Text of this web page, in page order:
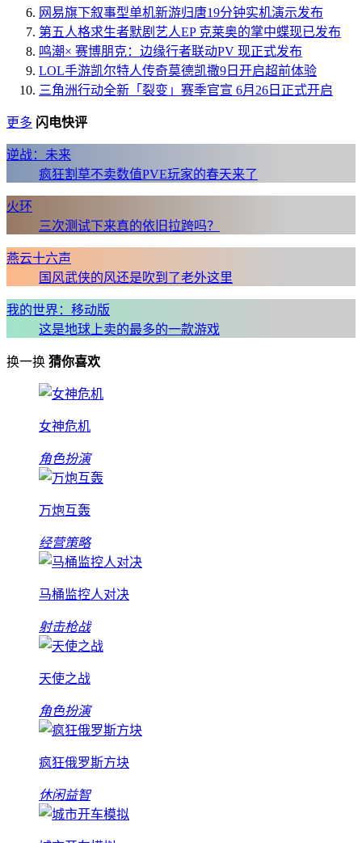
网易旗下叙事型单机新游归唐19分钟实机演示发布
第五人格求生者默剧艺人EP 克莱奥的掌中蝶现已发布
鸣潮× 赛博朋克：边缘行者联动PV 现正式发布
LOL手游凯尔特人传奇莫德凯撒9日开启超前体验
三角洲行动全新「裂变」赛季官宣 6月26日正式开启
更多 闪电快评
逆战：未来
疯狂割草不卖数值PVE玩家的春天来了
火环
三次测试下来真的依旧拉跨吗？
燕云十六声
国风武侠的风还是吹到了老外这里
我的世界：移动版
这是地球上卖的最多的一款游戏
换一换 猜你喜欢
女神危机
角色扮演
万炮互轰
经营策略
马桶监控人对决
射击枪战
天使之战
角色扮演
疯狂俄罗斯方块
休闲益智